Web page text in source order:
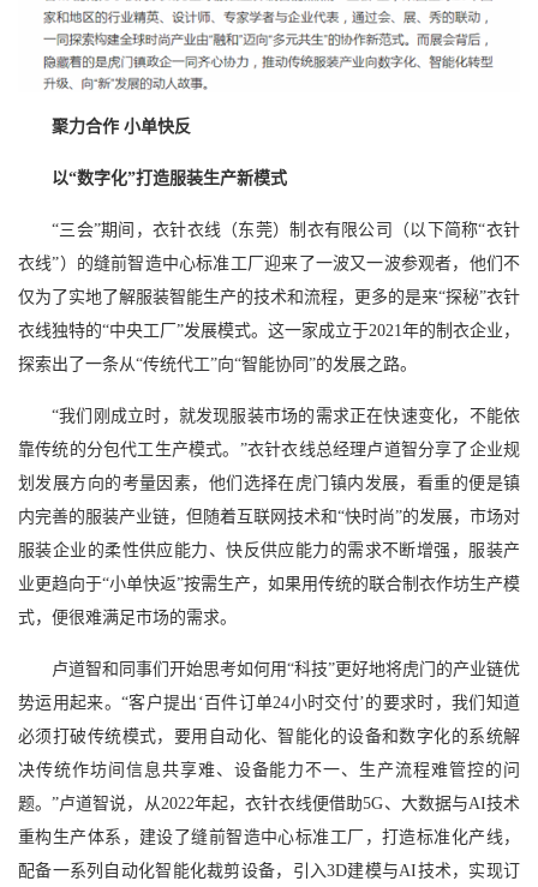
聚力合作 小单快反
以“数字化”打造服装生产新模式
“三会”期间，衣针衣线（东莞）制衣有限公司（以下简称“衣针
衣线”）的缝前智造中心标准工厂迎来了一波又一波参观者，他们不
仅为了实地了解服装智能生产的技术和流程，更多的是来“探秘”衣针
衣线独特的“中央工厂”发展模式。这一家成立于2021年的制衣企业，
探索出了一条从“传统代工”向“智能协同”的发展之路。
“我们刚成立时，就发现服装市场的需求正在快速变化，不能依
靠传统的分包代工生产模式。”衣针衣线总经理卢道智分享了企业规
划发展方向的考量因素，他们选择在虎门镇内发展，看重的便是镇
内完善的服装产业链，但随着互联网技术和“快时尚”的发展，市场对
服装企业的柔性供应能力、快反供应能力的需求不断增强，服装产
业更趋向于“小单快返”按需生产，如果用传统的联合制衣作坊生产模
式，便很难满足市场的需求。
卢道智和同事们开始思考如何用“科技”更好地将虎门的产业链优
势运用起来。“客户提出‘百件订单24小时交付’的要求时，我们知道
必须打破传统模式，要用自动化、智能化的设备和数字化的系统解
决传统作坊间信息共享难、设备能力不一、生产流程难管控的问
题。”卢道智说，从2022年起，衣针衣线便借助5G、大数据与AI技术
重构生产体系，建设了缝前智造中心标准工厂，打造标准化产线，
配备一系列自动化智能化裁剪设备，引入3D建模与AI技术，实现订